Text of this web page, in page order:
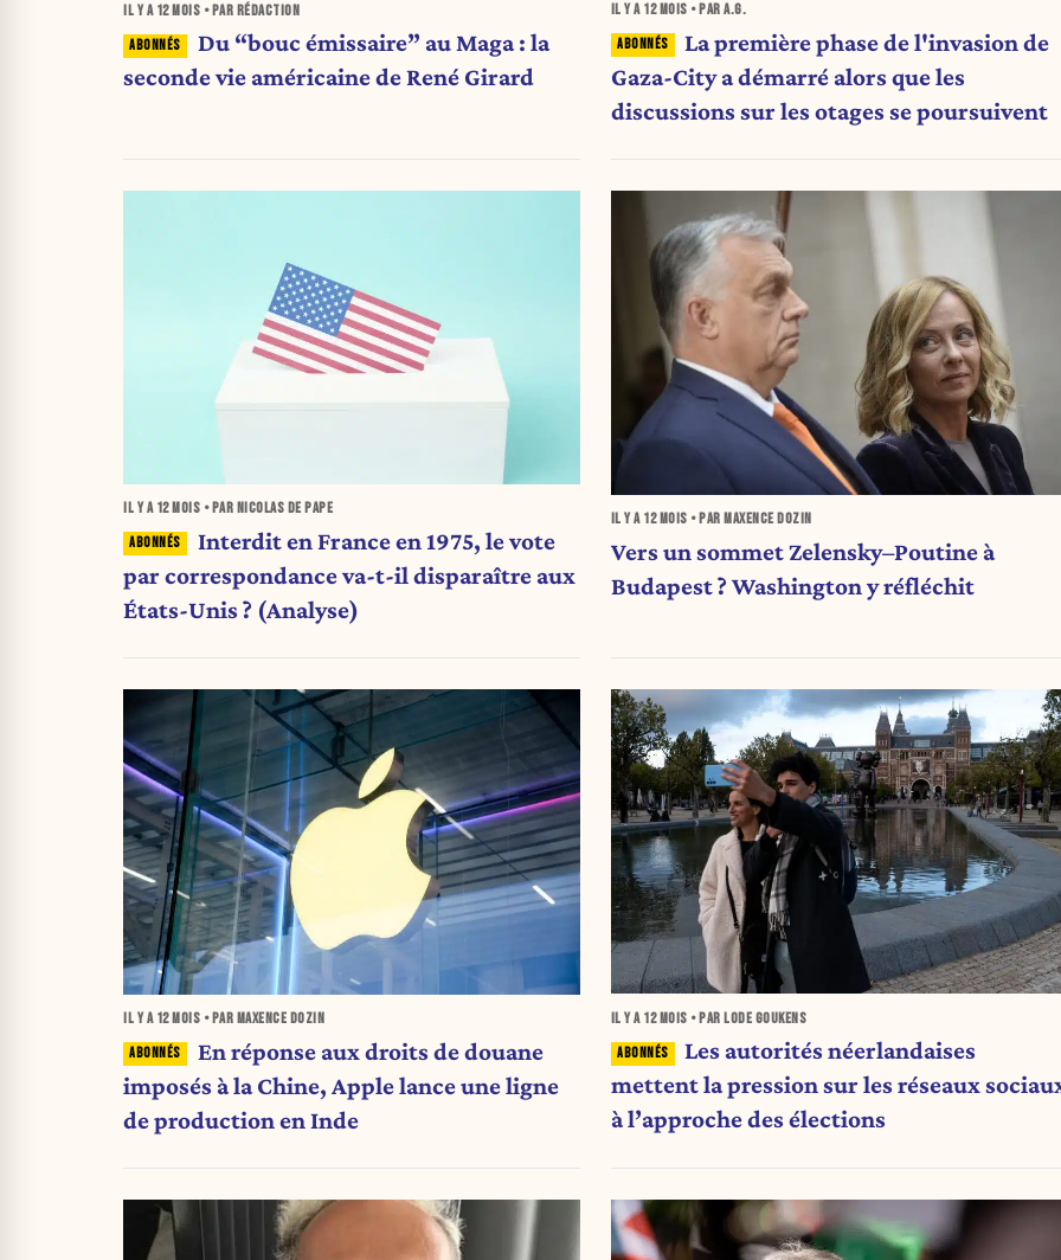
IL Y A 12 MOIS • PAR RÉDACTION
Du “bouc émissaire” au Maga : la
seconde vie américaine de René Girard
IL Y A 12 MOIS • PAR A.G.
La première phase de l'invasion de
Gaza-City a démarré alors que les
discussions sur les otages se poursuivent
IL Y A 12 MOIS • PAR NICOLAS DE PAPE
Interdit en France en 1975, le vote
par correspondance va-t-il disparaître aux
États-Unis ? (Analyse)
IL Y A 12 MOIS • PAR MAXENCE DOZIN
Vers un sommet Zelensky–Poutine à
Budapest ? Washington y réfléchit
IL Y A 12 MOIS • PAR MAXENCE DOZIN
En réponse aux droits de douane
imposés à la Chine, Apple lance une ligne
de production en Inde
IL Y A 12 MOIS • PAR LODE GOUKENS
Les autorités néerlandaises
mettent la pression sur les réseaux
à l’approche des élections